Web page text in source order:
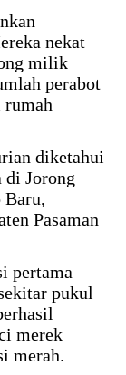
nekat
milik
perabot
rumah
diketahui
di Jorong
Baru,
Pasaman
pertama
pukul
merek
merah.